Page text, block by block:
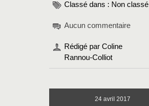
Classé dans : Non classé
Aucun commentaire
Rédigé par Coline
Rannou-Colliot
24 avril 2017